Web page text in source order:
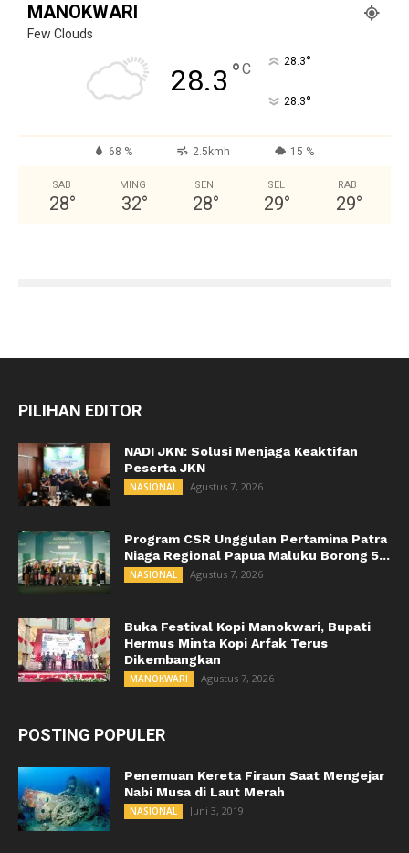
MANOKWARI
Few Clouds
28.3 °C 28.3°
28.3°
68 % 2.5kmh 15 %
SAB
28°
MING
32°
SEN
28°
SEL
29°
RAB
29°
PILIHAN EDITOR
NADI JKN: Solusi Menjaga Keaktifan
Peserta JKN
NASIONAL Agustus 7, 2026
Program CSR Unggulan Pertamina Patra
Niaga Regional Papua Maluku Borong 5...
NASIONAL Agustus 7, 2026
Buka Festival Kopi Manokwari, Bupati
Hermus Minta Kopi Arfak Terus
Dikembangkan
MANOKWARI Agustus 7, 2026
POSTING POPULER
Penemuan Kereta Firaun Saat Mengejar
Nabi Musa di Laut Merah
NASIONAL Juni 3, 2019